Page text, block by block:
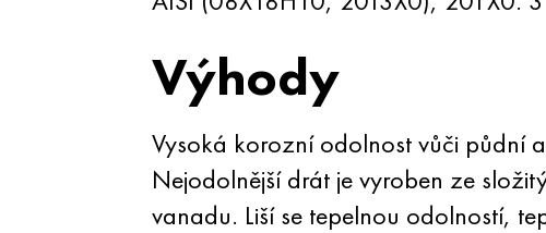
Výhody
Vysoká korozní odolnost vůči půdní
Nejodolnější drát je vyroben ze
vanadu. Liší se tepelnou odolností,